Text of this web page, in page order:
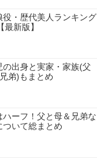
役・歴代美人ランキング
最新版】
の出身と実家・家族(父
弟)もまとめ
ハーフ！父と母＆兄弟な
ついて総まとめ